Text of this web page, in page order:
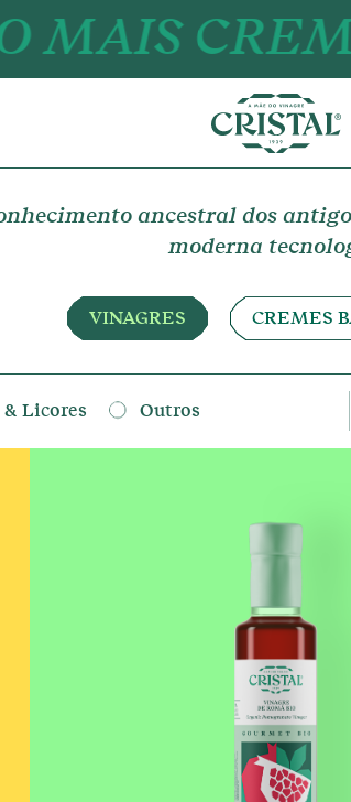
ancestral dos
moderna
VINAGRES CREMES
Licores Outros